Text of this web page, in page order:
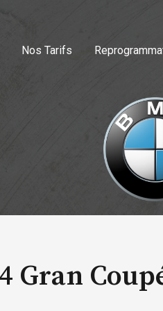
Nos Tarifs
Gran